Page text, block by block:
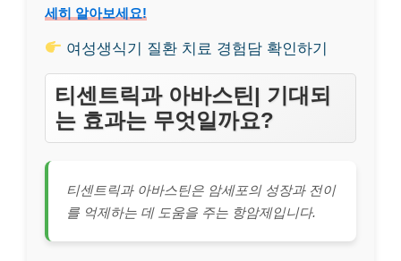
세히 알아보세요!
여성생식기 질환 치료 경험담 확인하기
티센트릭과 아바스틴| 기대되
는 효과는 무엇일까요?
티센트릭과 아바스틴은 암세포의 성장과 전이
를 억제하는 데 도움을 주는 항암제입니다.